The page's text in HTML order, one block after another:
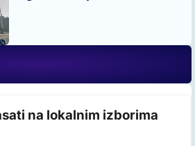
na lokalnim izborima